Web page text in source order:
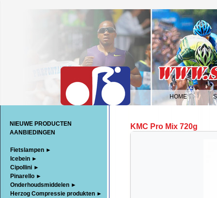
HOME |
NIEUWE PRODUCTEN
AANBIEDINGEN
Fietslampen ►
Icebein ►
Cipollini ►
Pinarello ►
Onderhoudsmiddelen ►
Herzog Compressie produkten ►
KMC Pro Mix 720g